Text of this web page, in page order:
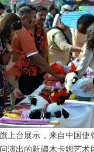
台展示，来自中国使
演出的新疆木卡姆艺